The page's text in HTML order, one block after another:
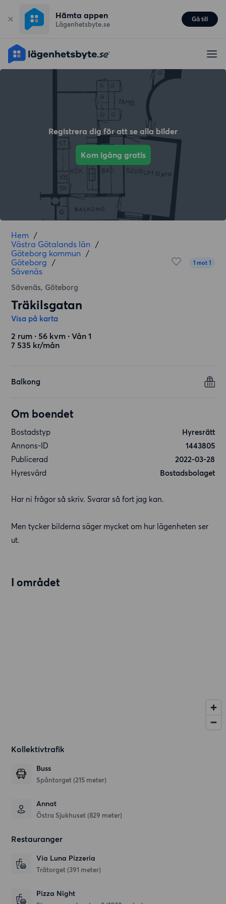
Hämta appen
Lägenhetsbyte.se
Gå till
Registrera dig för att se alla bilder
Kom igång gratis
Hem /
Västra Götalands län /
Göteborg kommun /
Göteborg /
Sävenäs
Sävenäs, Göteborg
1 mot 1
Träkilsgatan
Visa på karta
2 rum ∙ 56 kvm ∙ Vån 1
7 535 kr/mån
Balkong
Om boendet
Bostadstyp
Hyresrätt
Annons-ID
1443805
Publicerad
2022-03-28
Hyresvärd
Bostadsbolaget
Har ni frågor så skriv. Svarar så fort jag kan.
Men tycker bilderna säger mycket om hur lägenheten ser
ut.
I området
Kollektivtrafik
Buss
Spåntorget (215 meter)
Annat
Östra Sjukhuset (829 meter)
Restauranger
Via Luna Pizzeria
Trätorget (391 meter)
Pizza Night